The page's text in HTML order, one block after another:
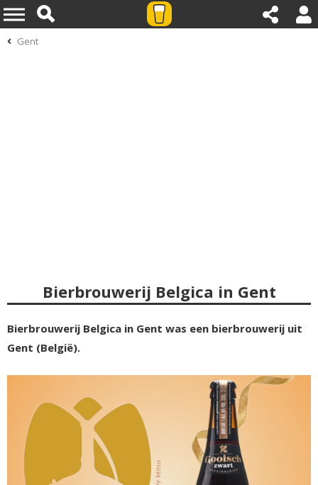
Gent
Bierbrouwerij Belgica in Gent
Bierbrouwerij Belgica in Gent was een bierbrouwerij uit
Gent (België).